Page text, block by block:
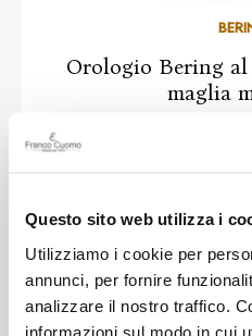
Questo sito web utilizza i
Utilizziamo i cookie per
annunci, per fornire
analizzare il nostro traffico.
informazioni sul modo in cui
Orologio Bering
maglia